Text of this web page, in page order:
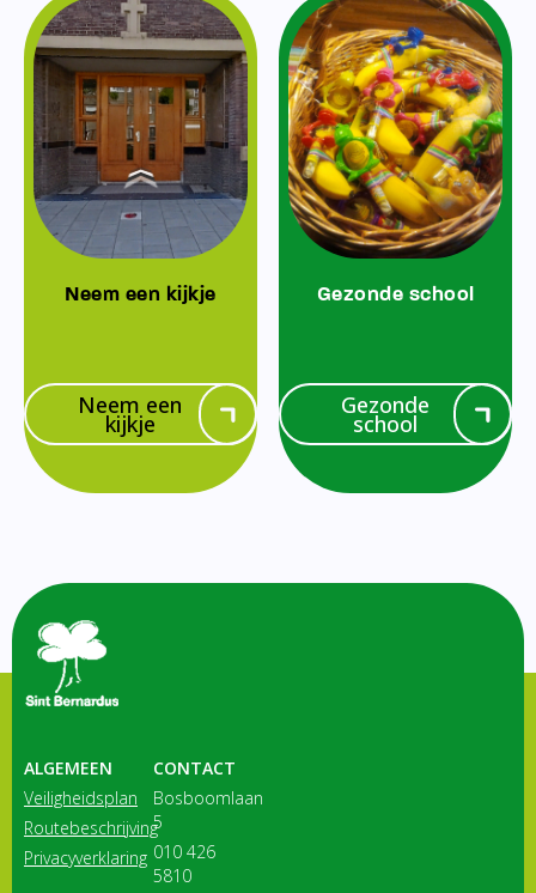
Neem een kijkje
Neem een
kijkje
Gezonde school
Gezonde
school
ALGEMEEN
Veiligheidsplan
Routebeschrijving
Privacyverklaring
CONTACT
Bosboomlaan
5
010 426
5810